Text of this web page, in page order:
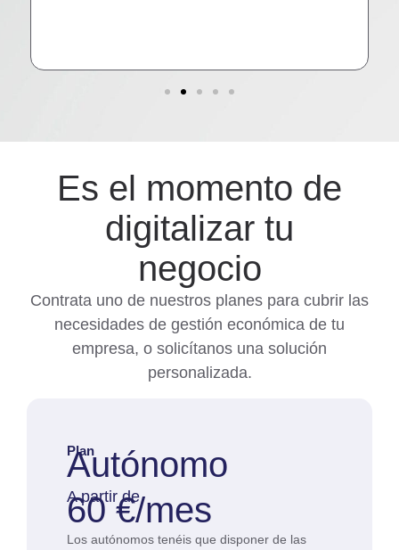
Es el momento de
digitalizar tu
negocio
Contrata uno de nuestros planes para cubrir las
necesidades de gestión económica de tu
empresa, o solicítanos una solución
personalizada.
Plan
Autónomo
A partir de
60 €/mes
Los autónomos tenéis que disponer de las